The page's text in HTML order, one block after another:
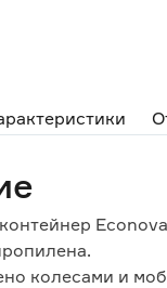
колесами и